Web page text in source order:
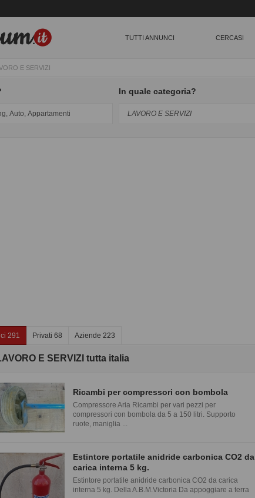
TUTTI ANNUNCI CERCASI
E SERVIZI
In quale categoria?
291 Privati 68 Aziende 223
E SERVIZI tutta italia
Ricambi per compressori con bombola
Compressore Aria Ricambi per vari pezzi per
compressori con bombola da 5 a 150 litri. Supporto
ruote, maniglia ...
Estintore portatile anidride carbonica CO2 da
carica interna 5 kg.
Estintore portatile anidride carbonica CO2 da carica
interna 5 kg. Della A.B.M.Victoria Da appoggiare a terra